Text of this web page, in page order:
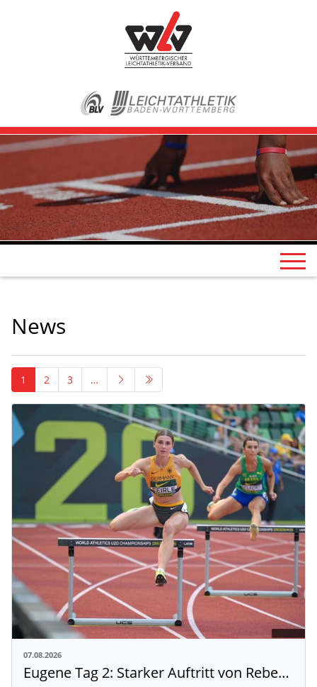
News
1 2 3 …
07.08.2026
Eugene Tag 2: Starker Auftritt von Rebekka Feirle bei der U20-WM